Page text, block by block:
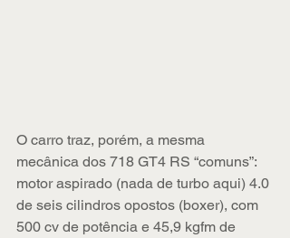
O carro traz, porém, a mesma
mecânica dos 718 GT4 RS “comuns”:
motor aspirado (nada de turbo aqui) 4.0
de seis cilindros opostos (boxer), com
500 cv de potência e 45,9 kgfm de